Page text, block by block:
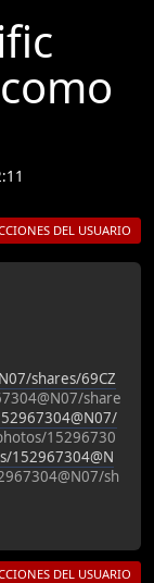
DEL USUARIO
shares/69CZ
share
15296730
152967304@N
sh
DEL USUARIO